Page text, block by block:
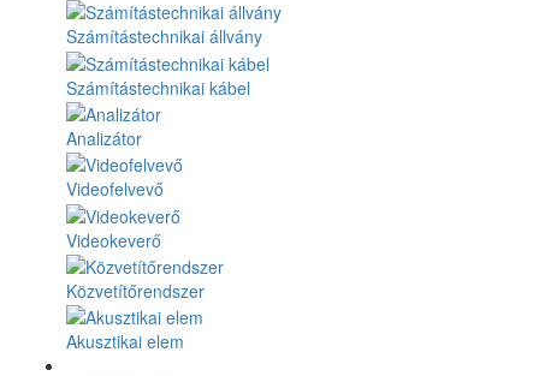
Számítástechnikai állvány
Számítástechnikai kábel
Analizátor
Videofelvevő
Videokeverő
Közvetítőrendszer
Akusztikai elem